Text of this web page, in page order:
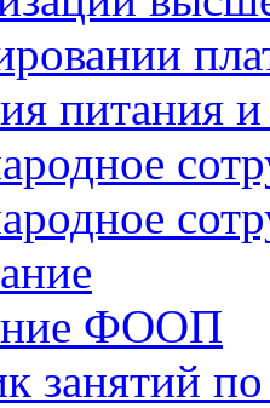
питания
ФООП
занятий